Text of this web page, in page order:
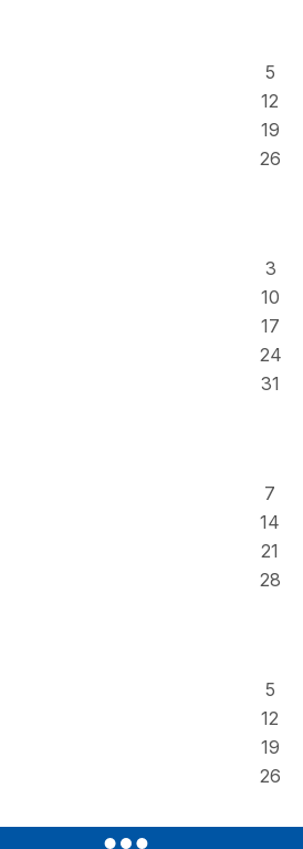
5
12
19
26
3
10
17
24
31
7
14
21
28
5
12
19
26